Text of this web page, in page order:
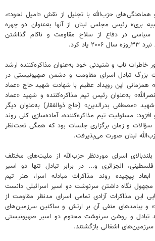
هماهنگی‌های حزب‌الله با تجلیل از نقش «امیل لحود»،
بری» رئیس مجلس لبنان از آنها به‌عنوان دو چهره
در دفاع از سلاح مقاومت و ناکام گذاشتن
کرد.
خاطرات ناب و شنیدنی خود به‌عنوان مذاکره‌کننده ارشد
بزرگ تبادل اسرای مقاومت و دشمن صهیونیستی در
به همزمانی این رویداد عظیم با شهادت شهید حاج «عماد
به‌عنوان رئیس تیم مذاکره‌کننده و شهید «عماد
«مصطفی بدرالدین» (حاج ذوالفقار) به‌عنوان دیگر
مسئولیت تیم مذاکره‌کننده، آماده‌سازی کلی روند
سؤالات و زمان برگزاری جلسات بود که همگی تحت‌نظر
لبنان صورت می‌پذیرفت.
اسرای موردنظر حزب‌الله از ملیت‌های مختلف
الجزائری و... در برابر تبادل تنها دو اسیر
پیچیده روند مذاکرات مبادله اسرا، هنر تیم
مجهول نگاه داشتن سرنوشت دو اسیر اسرائیلی دانست
این مذاکرات آزادی تمامی اسرای مدنظر مقاومت از
و پیامدهای منفی آن بر ارتش و ساکنین سرزمین‌های
تبادل و روشن سرنوشت محتوم دو اسیر صهیونیستی
اشغالی بازگشتند.